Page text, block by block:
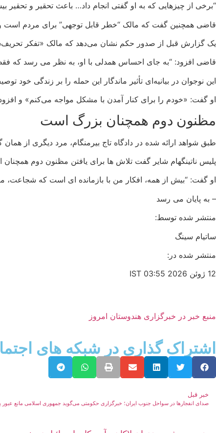
“برخی از چیزهایی که به او گفتی انجام داد… باعث تحقیر و تحقیر
قاضی همچنین گفت که مالک “خطر قابل توجهی” برای مردم است و
یک گزارش قبل از صدور حکم نشان می‌دهد که مالک «تفکر
قاضی افزود: “به جای احساس همدلی با او، به نظر می رسد
این نوجوان در بیانیه‌ای تأثیر ماندگار این حمله را بر زندگی خود
او گفت: «خودم را برای کنار آمدن با مشکل مواجه می‌کنم» و
مظنون دوم همچنان بزرگ است
طبق شواهد ارائه شده در دادگاه تاج بیرمنگام، مرد دیگری از
پلیس ناتینگهام شایر گفت تلاش ها برای یافتن مظنون دوم همچنان
او گفت: “بیش از همه، افکار من با بازمانده ای است که
– به پایان می رسد
منتشر شده توسط:
ساتیام سینگ
منتشر شده در:
12 ژوئن 2026 03:55 IST
منبع خبر در خبرگزاری هندوستان امروز
اشتراک گذاری در شبکه های
خبر قبل
صدای انفجارها در سواحل جنوب ایران؛ خبرگزاری حکومتی می‌گوید جمهوری اسلامی مانع